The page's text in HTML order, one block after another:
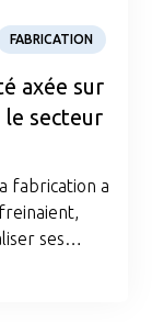
FABRICATION
axée sur
le secteur
fabrication a
ses